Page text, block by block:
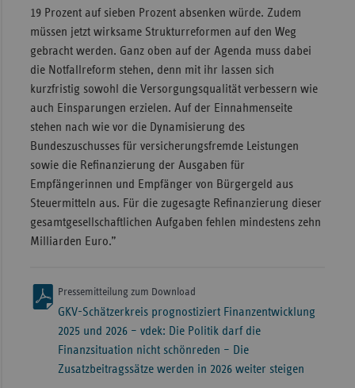
19 Prozent auf sieben Prozent absenken würde. Zudem
müssen jetzt wirksame Strukturreformen auf den Weg
gebracht werden. Ganz oben auf der Agenda muss dabei
die Notfallreform stehen, denn mit ihr lassen sich
kurzfristig sowohl die Versorgungsqualität verbessern wie
auch Einsparungen erzielen. Auf der Einnahmenseite
stehen nach wie vor die Dynamisierung des
Bundeszuschusses für versicherungsfremde Leistungen
sowie die Refinanzierung der Ausgaben für
Empfängerinnen und Empfänger von Bürgergeld aus
Steuermitteln aus. Für die zugesagte Refinanzierung dieser
gesamtgesellschaftlichen Aufgaben fehlen mindestens zehn
Milliarden Euro.”
Pressemitteilung zum Download
GKV-Schätzerkreis prognostiziert Finanzentwicklung
2025 und 2026 – vdek: Die Politik darf die
Finanzsituation nicht schönreden – Die
Zusatzbeitragssätze werden in 2026 weiter steigen